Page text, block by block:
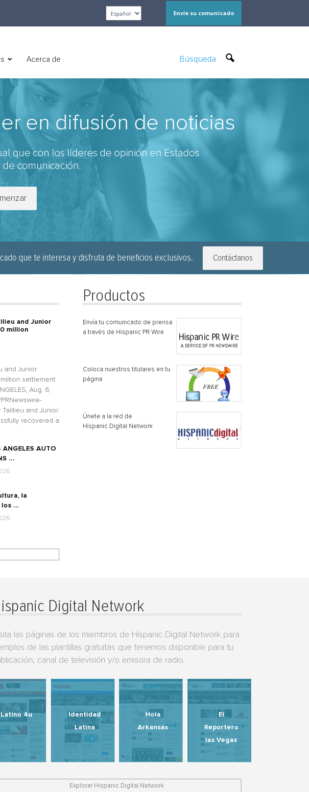
Envíe su comunicado
Acerca de Búsqueda
en difusión de noticias
que con los líderes de opinión en Estados
comunicación.
que te interesa y disfruta de beneficios exclusivos. Contáctanos
and Junior
million
and Junior
settlement
Aug. 6,
Taillieu and Junior
recovered a
ANGELES AUTO
...
la
...
Productos
Envía tu comunicado de prensa
a través de Hispanic PR Wire
Coloca nuestros titulares en tu
página
Únete a la red de
Hispanic Digital Network
Digital Network
las páginas de los miembros de Hispanic Digital Network para
de las plantillas gratuitas que tenemos disponible para tu
canal de televisión y/o emisora de radio.
Latino 4u
Identidad
Latina
Hola
Arkansas
El
Reportero
las Vegas
Explorar Hispanic Digital Network